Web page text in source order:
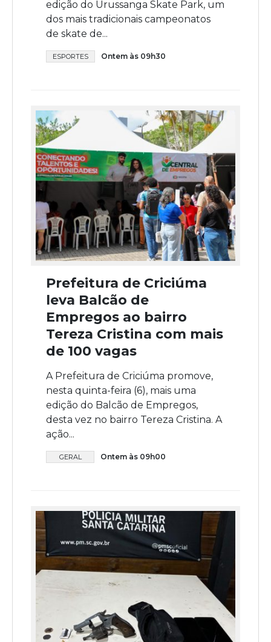
edição do Urussanga Skate Park, um
dos mais tradicionais campeonatos
de skate de...
ESPORTES Ontem às 09h30
Prefeitura de Criciúma
leva Balcão de
Empregos ao bairro
Tereza Cristina com mais
de 100 vagas
A Prefeitura de Criciúma promove,
nesta quinta-feira (6), mais uma
edição do Balcão de Empregos,
desta vez no bairro Tereza Cristina. A
ação...
GERAL Ontem às 09h00